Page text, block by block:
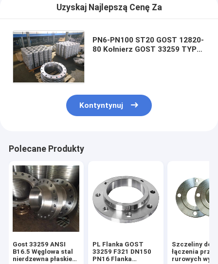
Uzyskaj Najlepszą Cenę Za
PN6-PN100 ST20 GOST 12820-
80 Kołnierz GOST 33259 TYP
Kontyntynuj
Polecane Produkty
Gost 33259 ANSI
B16.5 Węglowa stal
nierdzewna płaskie
PL Flanka GOST
33259 F321 DN150
PN16 Flanka
Szczeliny do
łączenia
rurowych